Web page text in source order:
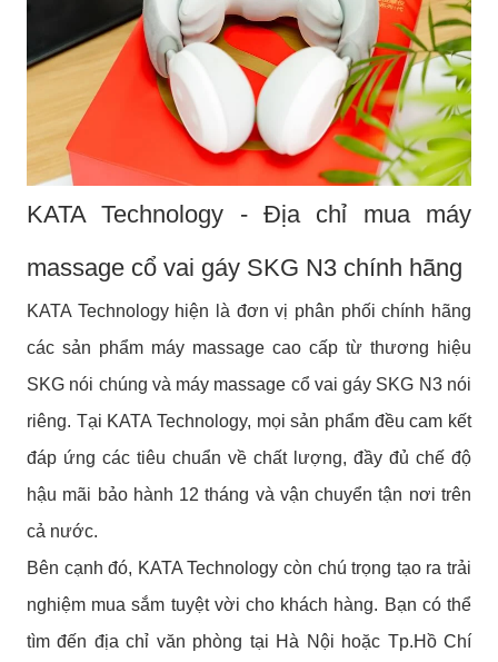
KATA Technology - Địa chỉ mua máy
massage cổ vai gáy SKG N3 chính hãng
KATA Technology hiện là đơn vị phân phối chính hãng
các sản phẩm máy massage cao cấp từ thương hiệu
SKG nói chúng và máy massage cổ vai gáy SKG N3 nói
riêng. Tại KATA Technology, mọi sản phẩm đều cam kết
đáp ứng các tiêu chuẩn về chất lượng, đầy đủ chế độ
hậu mãi bảo hành 12 tháng và vận chuyển tận nơi trên
cả nước.
Bên cạnh đó, KATA Technology còn chú trọng tạo ra trải
nghiệm mua sắm tuyệt vời cho khách hàng. Bạn có thể
tìm đến địa chỉ văn phòng tại Hà Nội hoặc Tp.Hồ Chí